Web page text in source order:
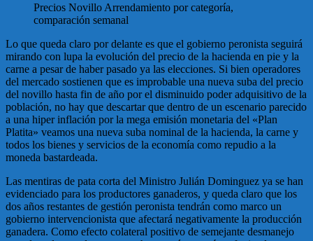
Precios Novillo Arrendamiento por categoría,
comparación semanal
Lo que queda claro por delante es que el gobierno peronista seguirá
mirando con lupa la evolución del precio de la hacienda en pie y la
carne a pesar de haber pasado ya las elecciones. Si bien operadores
del mercado sostienen que es improbable una nueva suba del precio
del novillo hasta fin de año por el disminuido poder adquisitivo de la
población, no hay que descartar que dentro de un escenario parecido
a una hiper inflación por la mega emisión monetaria del «Plan
Platita» veamos una nueva suba nominal de la hacienda, la carne y
todos los bienes y servicios de la economía como repudio a la
moneda bastardeada.
Las mentiras de pata corta del Ministro Julián Dominguez ya se han
evidenciado para los productores ganaderos, y queda claro que los
dos años restantes de gestión peronista tendrán como marco un
gobierno intervencionista que afectará negativamente la producción
ganadera. Como efecto colateral positivo de semejante desmanejo